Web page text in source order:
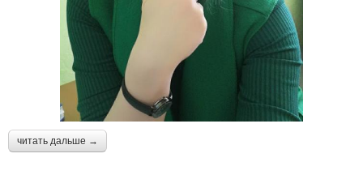
читать дальше →